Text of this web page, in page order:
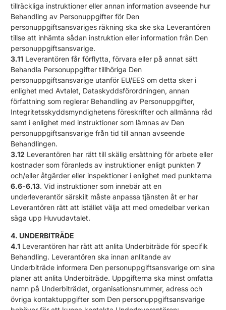
tillräckliga instruktioner eller annan information avseende hur
Behandling av Personuppgifter för Den
personuppgiftsansvariges räkning ska ske ska Leverantören
tillse att inhämta sådan instruktion eller information från Den
personuppgiftsansvarige.
3.11 Leverantören får förflytta, förvara eller på annat sätt
Behandla Personuppgifter tillhöriga Den
personuppgiftsansvarige utanför EU/EES om detta sker i
enlighet med Avtalet, Dataskyddsförordningen, annan
författning som reglerar Behandling av Personuppgifter,
Integritetsskyddsmyndighetens föreskrifter och allmänna råd
samt i enlighet med instruktioner som lämnas av Den
personuppgiftsansvarige från tid till annan avseende
Behandlingen.
3.12 Leverantören har rätt till skälig ersättning för arbete eller
kostnader som föranleds av instruktioner enligt punkten7
och/eller åtgärder eller inspektioner i enlighet med punkterna
6.6-6.13. Vid instruktioner som innebär att en
underleverantör särskilt måste anpassa tjänsten åt er har
Leverantören rätt att istället välja att med omedelbar verkan
säga upp Huvudavtalet.
4. UNDERBITRÄDE
4.1 Leverantören har rätt att anlita Underbiträde för specifik
Behandling. Leverantören ska innan anlitande av
Underbiträde informera Den personuppgiftsansvarige om sina
planer att anlita Underbiträde. Uppgifterna ska minst omfatta
namn på Underbiträdet, organisationsnummer, adress och
övriga kontaktuppgifter som Den personuppgiftsansvarige